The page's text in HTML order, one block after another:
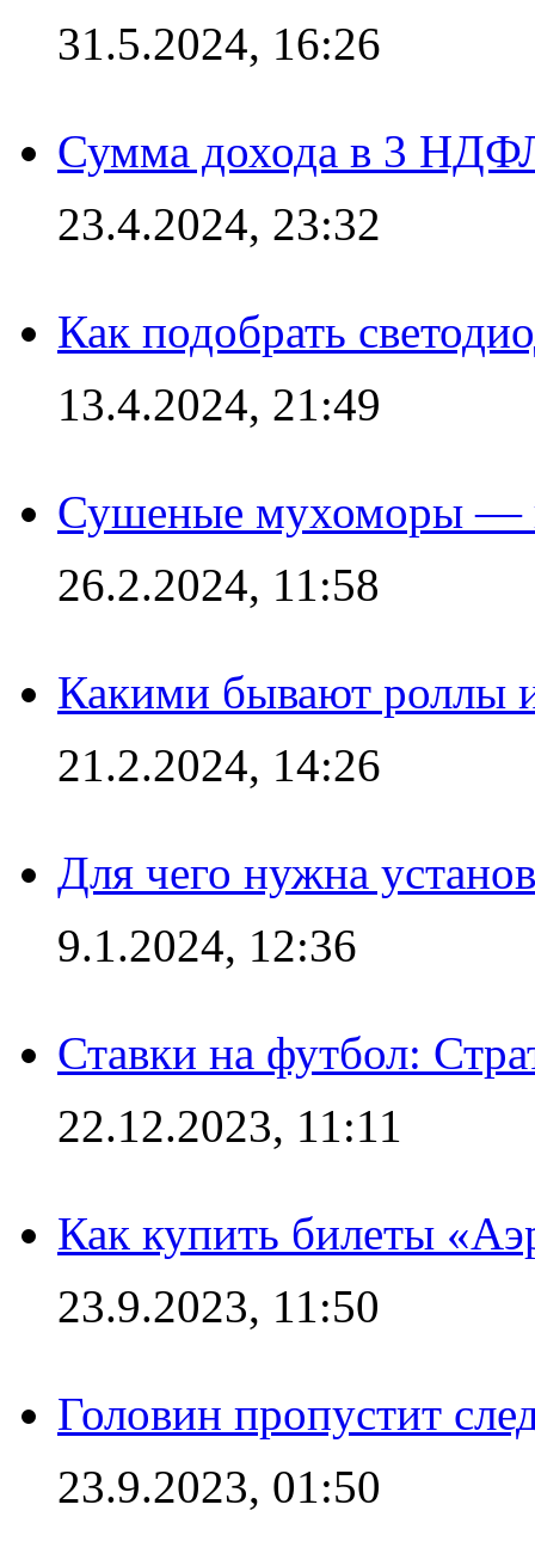
31.5.2024, 16:26
Сумма дохода в 3
23.4.2024, 23:32
Как подобрать
13.4.2024, 21:49
Сушеные мухоморы —
26.2.2024, 11:58
Какими бывают роллы
21.2.2024, 14:26
Для чего нужна
9.1.2024, 12:36
Ставки на футбол:
22.12.2023, 11:11
Как купить билеты
23.9.2023, 11:50
Головин пропустит
23.9.2023, 01:50